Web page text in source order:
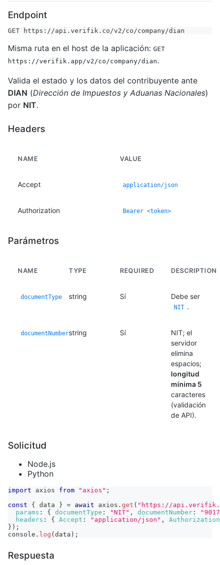
Endpoint
GET https://api.verifik.co/v2/co/company/dian
Misma ruta en el host de la aplicación: GET
https://verifik.app/v2/co/company/dian.
Valida el estado y los datos del contribuyente ante
DIAN (Dirección de Impuestos y Aduanas Nacionales)
por NIT.
Headers
NAME VALUE
Accept application/json
Authorization Bearer <token>
Parámetros
NAME TYPE REQUIRED DESCRIPTION
documentType string Sí Debe ser
NIT .
documentNumberstring Sí
NIT; el
servidor
elimina
espacios;
longitud
mínima 5
caracteres
(validación
de API).
Solicitud
Node.js
Python
import axios from "axios" ;
const
{ data } = await axios . get ( "https://
params : { documentType : "NIT" , documentNumber :
headers : { Accept : "application/json" ,
Authorization
} ) ;
console . log ( data ) ;
Respuesta